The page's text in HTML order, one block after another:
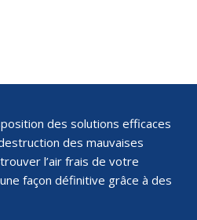
des solutions efficaces
des mauvaises
l’air frais de votre
façon définitive grâce à des